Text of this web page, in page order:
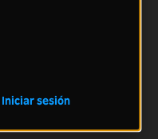
Iniciar sesión